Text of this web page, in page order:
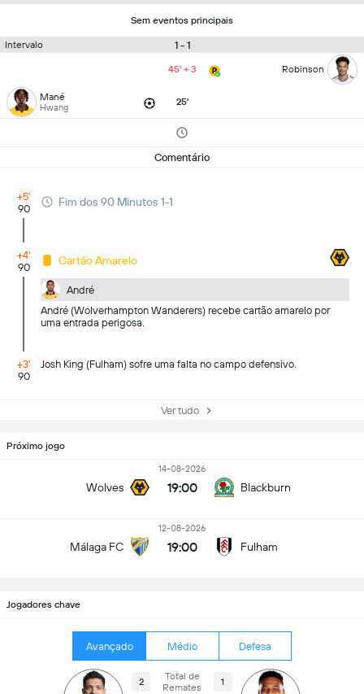
Sem eventos principais
Intervalo 1 - 1
45' + 3 Robinson
Mané
Hwang 25'
Comentário
+5'
90
Fim dos 90 Minutos 1-1
+4'
90
Cartão Amarelo
André
André (Wolverhampton Wanderers) recebe cartão amarelo por
uma entrada perigosa.
+3'
90
Josh King (Fulham) sofre uma falta no campo defensivo.
Ver tudo
Próximo jogo
Wolves
14-08-2026
19:00 Blackburn
Málaga FC
12-08-2026
19:00 Fulham
Jogadores chave
Avançado Médio Defesa
2
Total de
Remates
1